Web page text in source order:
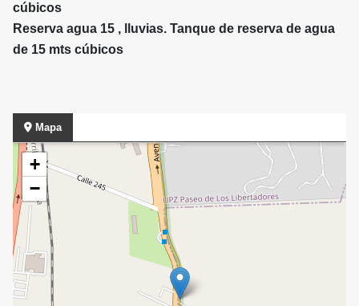
cúbicos
Reserva agua 15 , lluvias. Tanque de reserva de agua
de 15 mts cúbicos
Mapa
+
−